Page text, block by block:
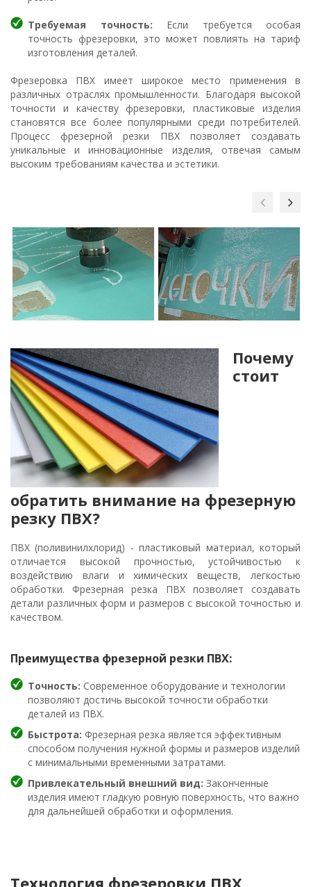
Требуемая точность: Если требуется особая
точность фрезеровки, это может повлиять на тариф
изготовления деталей.
Фрезеровка ПВХ имеет широкое место применения в
различных отраслях промышленности. Благодаря высокой
точности и качеству фрезеровки, пластиковые изделия
становятся все более популярными среди потребителей.
Процесс фрезерной резки ПВХ позволяет создавать
уникальные и инновационные изделия, отвечая самым
высоким требованиям качества и эстетики.
Почему
стоит
обратить внимание на фрезерную
резку ПВХ?
ПВХ (поливинилхлорид) - пластиковый материал, который
отличается высокой прочностью, устойчивостью к
воздействию влаги и химических веществ, легкостью
обработки. Фрезерная резка ПВХ позволяет создавать
детали различных форм и размеров с высокой точностью и
качеством.
Преимущества фрезерной резки ПВХ:
Точность: Современное оборудование и технологии
позволяют достичь высокой точности обработки
деталей из ПВХ.
Быстрота: Фрезерная резка является эффективным
способом получения нужной формы и размеров изделий
с минимальными временными затратами.
Привлекательный внешний вид: Законченные
изделия имеют гладкую ровную поверхность, что важно
для дальнейшей обработки и оформления.